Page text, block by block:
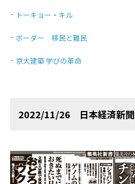
トーキョー・キル
ボーダー 移民と難民
京大建築 学びの革命
2022/11/26 日本経済新聞